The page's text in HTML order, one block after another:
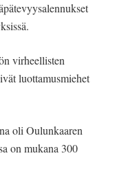
virheellisten
luottamusmiehet
oli Oulunkaaren
on mukana 300